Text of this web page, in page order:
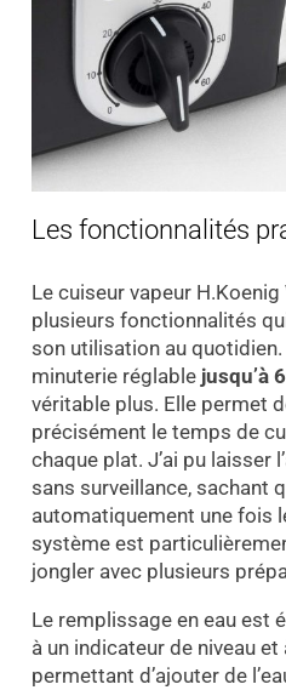
Les fonctionnalités
Le cuiseur vapeur
plusieurs fonctionnalités
son utilisation au quotidien.
minuterie réglable jusqu’à
véritable plus. Elle permet
précisément le temps de
chaque plat. J’ai pu laisser
sans surveillance, sachant
automatiquement une fois
système est
jongler avec plusieurs
Le remplissage en eau est
à un indicateur de niveau
permettant d’ajouter de